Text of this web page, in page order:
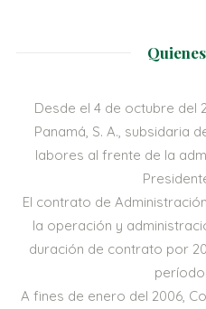
Desde el 4 de octubre del
Panamá, S. A., subsidaria
labores al frente de la
El contrato de
la operación y
duración de contrato por
período
A fines de enero del 2006,